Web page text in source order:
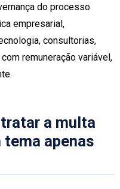
do processo
empresarial,
consultorias,
remuneração variável,
a multa
apenas